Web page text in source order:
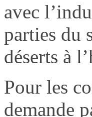
avec
parties du
déserts à
Pour les
demande